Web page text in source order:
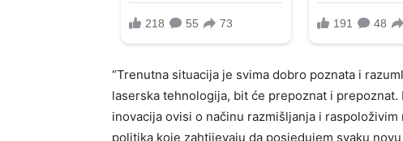
“Trenutna situacija je svima dobro poznata i
laserska tehnologija, bit će prepoznat i
inovacija ovisi o načinu razmišljanja i
politika koje zahtijevaju da posjedujem svaku novu